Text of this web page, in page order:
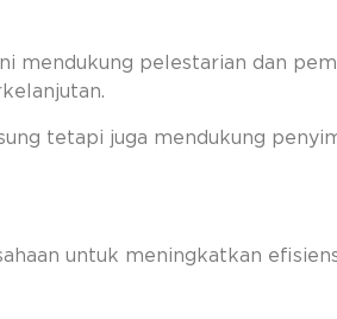
mendukung pelestarian dan
tetapi juga mendukung
untuk meningkatkan